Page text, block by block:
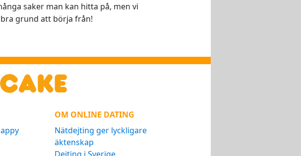
saker man kan hitta på, men vi
grund att börja från!
OM ONLINE DATING
Nätdejting ger lyckligare
äktenskap
Dejting i Sverige